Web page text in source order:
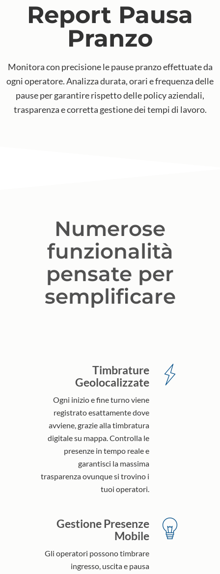
Report Pausa
Pranzo
Monitora con precisione le pause pranzo effettuate da
ogni operatore. Analizza durata, orari e frequenza delle
pause per garantire rispetto delle policy aziendali,
trasparenza e corretta gestione dei tempi di lavoro.
Numerose
funzionalità
pensate per
semplificare
Timbrature
Geolocalizzate
Ogni inizio e fine turno viene
registrato esattamente dove
avviene, grazie alla timbratura
digitale su mappa. Controlla le
presenze in tempo reale e
garantisci la massima
trasparenza ovunque si trovino i
tuoi operatori.
Gestione Presenze
Mobile
Gli operatori possono timbrare
ingresso, uscita e pausa